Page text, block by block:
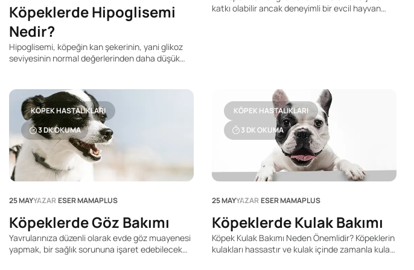
Köpeklerde Hipoglisemi
Nedir?
Hipoglisemi, köpeğin kan şekerinin, yani glikoz
seviyesinin normal değerlerinden daha düşük
hücreleri için temel bir enerji kaynağıdır. Bu
enerji vücuttaki belirli besinlerden oluşabilir ve
yiyeceklerdeki karbonhidratlardan elde edilebilir.
Köpeklerde hipoglisemiye ne sebep olur? Yavru
köpeklerin büyümesi ve gelişmesi için büyük
miktarlarda kalori almaları gereklidir.
katkı olabilir ancak deneyimli bir evcil hayvan
KÖPEK HASTALIKLARI
3DK OKUMA
25 MAYYAZAR ESER MAMAPLUS
Köpeklerde Göz Bakımı
Yavrularınıza düzenli olarak evde göz muayenesi
yapmak, bir sağlık sorununa işaret edebilecek
KÖPEK HASTALIKLARI
3 DK OKUMA
25 MAYYAZAR ESER MAMAPLUS
Köpeklerde Kulak Bakımı
Köpek Kulak Bakımı Neden Önemlidir? Köpeklerin
kulakları hassastır ve kulak içinde zamanla kulak